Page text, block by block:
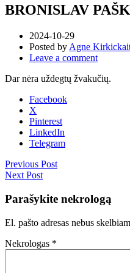
BRONISLAV
2024-10-29
Posted by Agne
Leave a comment
Dar nėra uždegtų žvakučių.
Facebook
X
Pinterest
LinkedIn
Telegram
Previous Post
Next Post
Parašykite nekrologą
El. pašto adresas nebus
Nekrologas *